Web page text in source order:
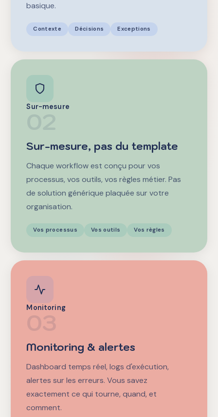
basique.
Contexte Décisions Exceptions
Sur-mesure
Sur-mesure, pas du template
Chaque workflow est conçu pour vos
processus, vos outils, vos règles métier. Pas
de solution générique plaquée sur votre
organisation.
Vos processus Vos outils Vos règles
Monitoring
03
Monitoring & alertes
Dashboard temps réel, logs d'exécution,
alertes sur les erreurs. Vous savez
exactement ce qui tourne, quand, et
comment.